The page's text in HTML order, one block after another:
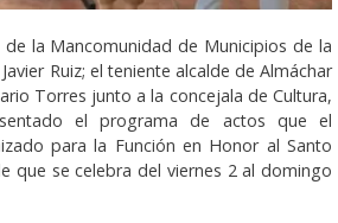
de la Mancomunidad de Municipios de la
Ruiz; el teniente alcalde de Almáchar
Torres junto a la concejala de Cultura,
el programa de actos que el
para la Función en Honor al Santo
que se celebra del viernes 2 al domingo